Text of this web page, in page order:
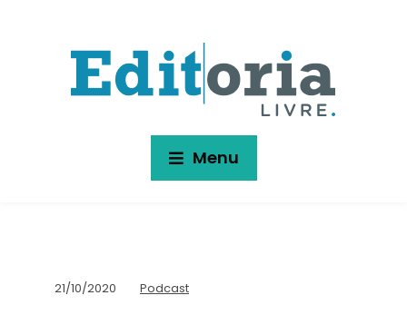
Menu
21/10/2020 Podcast